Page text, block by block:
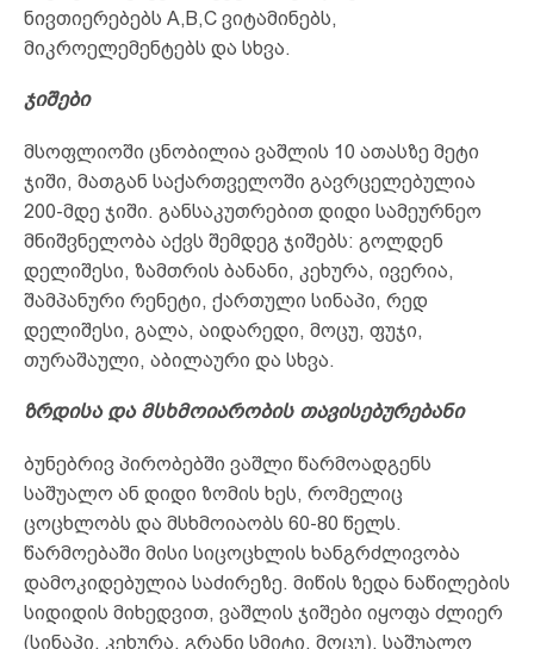
ნივთიერებებს A,B,C ვიტამინებს,
მიკროელემენტებს და სხვა.
ჯიშები
მსოფლიოში ცნობილია ვაშლის 10 ათასზე მეტი
ჯიში, მათგან საქართველოში გავრცელებულია
200-მდე ჯიში. განსაკუთრებით დიდი სამეურნეო
მნიშვნელობა აქვს შემდეგ ჯიშებს: გოლდენ
დელიშესი, ზამთრის ბანანი, კეხურა, ივერია,
შამპანური რენეტი, ქართული სინაპი, რედ
დელიშესი, გალა, აიდარედი, მოცუ, ფუჯი,
თურაშაული, აბილაური და სხვა.
ზრდისა და მსხმოიარობის თავისებურებანი
ბუნებრივ პირობებში ვაშლი წარმოადგენს
საშუალო ან დიდი ზომის ხეს, რომელიც
ცოცხლობს და მსხმოიაობს 60-80 წელს.
წარმოებაში მისი სიცოცხლის ხანგრძლივობა
დამოკიდებულია საძირეზე. მიწის ზედა ნაწილების
სიდიდის მიხედვით, ვაშლის ჯიშები იყოფა ძლიერ
(სინაპი, კეხურა, გრანი სმიტი, მოცუ), საშუალო